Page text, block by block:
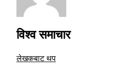
विश्व समाचार
लेखकबाट थप